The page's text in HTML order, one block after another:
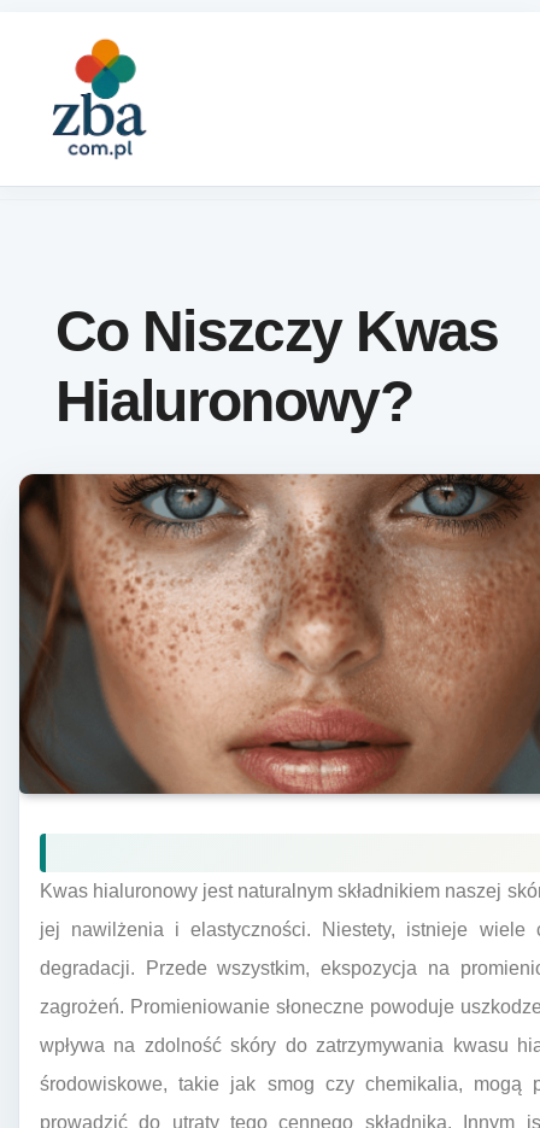
Co Niszczy Kwas
Hialuronowy?
Kwas hialuronowy jest naturalnym składnikiem naszej
jej nawilżenia i elastyczności. Niestety, istnieje wiele
degradacji. Przede wszystkim, ekspozycja na
zagrożeń. Promieniowanie słoneczne powoduje
wpływa na zdolność skóry do zatrzymywania kwasu
środowiskowe, takie jak smog czy chemikalia, mogą
prowadzić do utraty tego cennego składnika. Innym